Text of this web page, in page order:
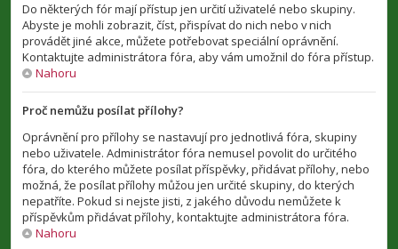
Do některých fór mají přístup jen určití uživatelé nebo skupiny.
Abyste je mohli zobrazit, číst, přispívat do nich nebo v nich
provádět jiné akce, můžete potřebovat speciální oprávnění.
Kontaktujte administrátora fóra, aby vám umožnil do fóra přístup.
Nahoru
Proč nemůžu posílat přílohy?
Oprávnění pro přílohy se nastavují pro jednotlivá fóra, skupiny
nebo uživatele. Administrátor fóra nemusel povolit do určitého
fóra, do kterého můžete posílat příspěvky, přidávat přílohy, nebo
možná, že posílat přílohy můžou jen určité skupiny, do kterých
nepatříte. Pokud si nejste jisti, z jakého důvodu nemůžete k
příspěvkům přidávat přílohy, kontaktujte administrátora fóra.
Nahoru